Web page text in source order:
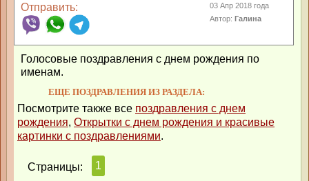
Отправить:
03 Апр 2018 года
Автор:Галина
Голосовые поздравления с днем рождения по
именам.
ЕЩЕ ПОЗДРАВЛЕНИЯ ИЗ РАЗДЕЛА:
Посмотрите также все поздравления с днем
рождения, Открытки с днем рождения и красивые
картинки с поздравлениями.
Страницы: 1